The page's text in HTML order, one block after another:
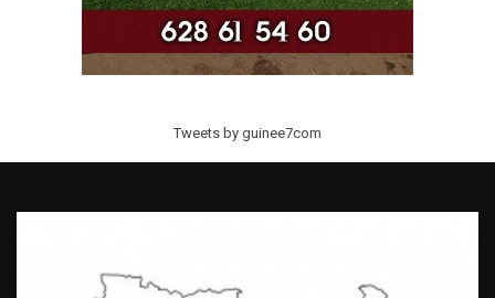
Tweets by guinee7com